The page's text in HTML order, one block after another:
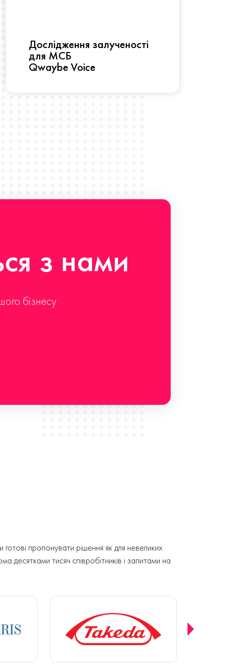
Дослідження залученості
для МСБ
Qwaybe Voice
з нами
бізнесу
пропонувати рішення як для невеликих
десятками тисяч співробітників і запитами на